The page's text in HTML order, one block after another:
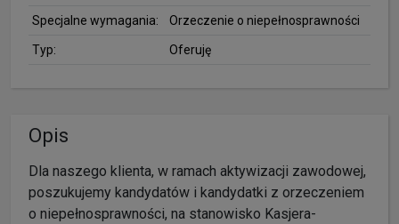
Specjalne wymagania: Orzeczenie o niepełnosprawności
Typ: Oferuję
Opis
Dla naszego klienta, w ramach aktywizacji zawodowej,
poszukujemy kandydatów i kandydatki z orzeczeniem
o niepełnosprawności, na stanowisko Kasjera-